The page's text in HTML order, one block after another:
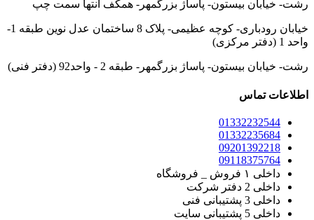
رشت- خیابان بیستون- پاساژ بزرگمهر- همکف انتها سمت چپ
خیابان رودباری- کوچه عظیمی- پلاک 8 ساختمان عدل نوین طبقه 1-
واحد 1 (دفتر مرکزی)
رشت- خیابان بیستون- پاساژ بزرگمهر- طبقه 2 - واحد92 (دفتر فنی)
اطلاعات تماس
01332232544
01332235684
09201392218
09118375764
داخلی ۱ فروش _ فروشگاه
داخلی 2 دفتر شرکت
داخلی 3 پشتیبانی فنی
داخلی 5 پشتیبانی سایت